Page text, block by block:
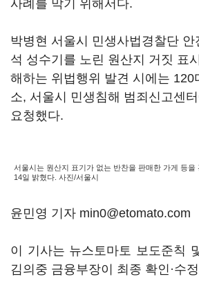
사례를 막기 위해서다.
박병현 서울시 민생사법경찰단
석 성수기를 노린 원산지 거짓 표
해하는 위법행위 발견 시에는 120
소, 서울시 민생침해 범죄신고센
요청했다.
서울시는 원산지 표기가 없는 반찬을 판매한 가게 등을
14일 밝혔다. 사진/서울시
윤민영 기자 min0@etomato.com
이 기사는 뉴스토마토 보도준칙
김의중 금융부장이 최종 확인·수